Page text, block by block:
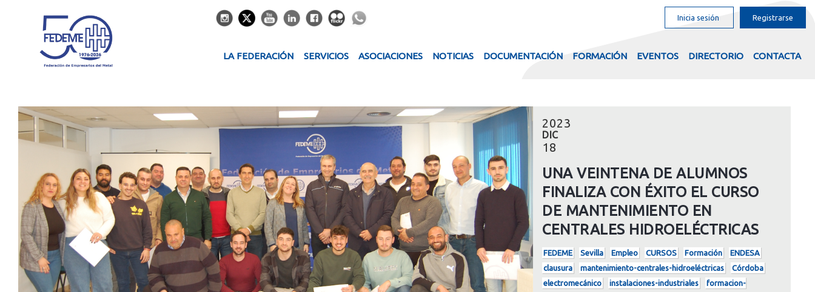
Inicia sesión Registrarse
LA FEDERACIÓN SERVICIOS ASOCIACIONES NOTICIAS DOCUMENTACIÓN FORMACIÓN EVENTOS DIRECTORIO CONTACTA
2023
DIC
18
UNA VEINTENA DE ALUMNOS
FINALIZA CON ÉXITO EL CURSO
DE MANTENIMIENTO EN
CENTRALES HIDROELÉCTRICAS
FEDEME Sevilla Empleo CURSOS Formación
ENDESA
clausura
mantenimiento-centrales-hidroeléctricas
Córdoba
electromecánico
instalaciones-industriales
formacion-